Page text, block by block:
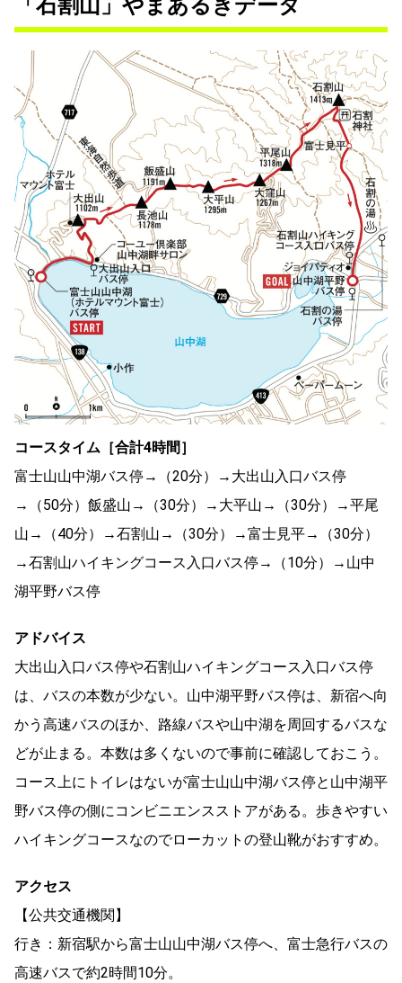
「石割山」やまあるきデータ
コースタイム［合計4時間］
富士山山中湖バス停→（20分）→大出山入口バス停
→（50分）飯盛山→（30分）→大平山→（30分）→平尾
山→（40分）→石割山→（30分）→富士見平→（30分）
→石割山ハイキングコース入口バス停→（10分）→山中
湖平野バス停
アドバイス
大出山入口バス停や石割山ハイキングコース入口バス停
は、バスの本数が少ない。山中湖平野バス停は、新宿へ向
かう高速バスのほか、路線バスや山中湖を周回するバスな
どが止まる。本数は多くないので事前に確認しておこう。
コース上にトイレはないが富士山山中湖バス停と山中湖平
野バス停の側にコンビニエンスストアがある。歩きやすい
ハイキングコースなのでローカットの登山靴がおすすめ。
アクセス
【公共交通機関】
行き：新宿駅から富士山山中湖バス停へ、富士急行バスの
高速バスで約2時間10分。